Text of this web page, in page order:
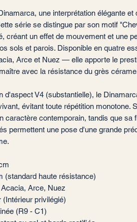
une interprétation élégante et
série se distingue par son motif
créant un effet de mouvement et une
sols et parois. Disponible en quatre
Arce et Nuez — elle apporte le
avec la résistance du grès
d'aspect V4 (substantielle), le
évitant toute répétition monotone.
caractère contemporain, tandis que sa
permettent une pose d'une grande
(standard haute résistance)
Arce, Nuez
privilégié)
(R9 - C1)